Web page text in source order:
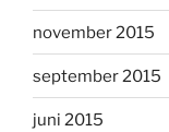
november 2015
september 2015
juni 2015